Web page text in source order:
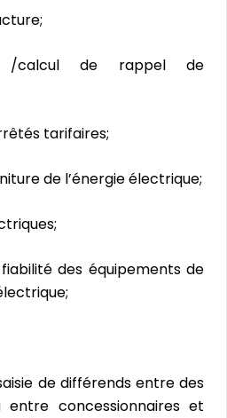
/calcul de rappel de
tarifaires;
de l’énergie électrique;
des équipements de
de différends entre des
entre concessionnaires et